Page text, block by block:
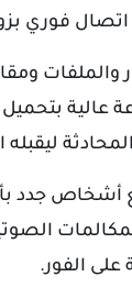
اتصال فوري
عالية
ليقبله
أشخاص جدد
على الفور.